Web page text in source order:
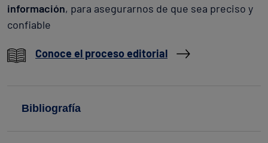
información, para asegurarnos de que sea preciso y
confiable
Conoce el proceso editorial
Bibliografía